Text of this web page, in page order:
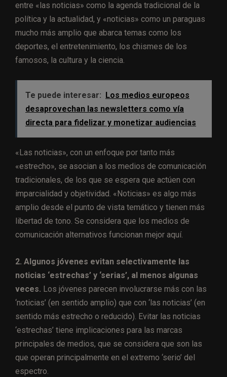
entre «las noticias» como la agenda tradicional de la
política y la actualidad, y «noticias» como un paraguas
mucho más amplio que abarca temas como los
deportes, el entretenimiento, los chismes de los
famosos, la cultura y la ciencia.
Te puede interesar: Los medios europeos
desaprovechan las newsletters como vía
directa para fidelizar y monetizar audiencias
«Las noticias», con un enfoque por tanto más
«estrecho», se asocian a los medios de comunicación
tradicionales, de los que se espera que actúen con
imparcialidad y objetividad. «Noticias» es algo más
amplio desde el punto de vista temático y tienen más
libertad de tono. Se considera que los medios de
comunicación alternativos funcionan mejor aquí.
2. Algunos jóvenes evitan selectivamente las
noticias ‘estrechas’ y ‘serias’, al menos algunas
veces. Los jóvenes parecen involucrarse más con las
‘noticias’ (en sentido amplio) que con ‘las noticias’ (en
sentido más estrecho o reducido). Evitar las noticias
‘estrechas’ tiene implicaciones para las marcas
principales de medios, que se considera que son las
que operan principalmente en el extremo ‘serio’ del
espectro.